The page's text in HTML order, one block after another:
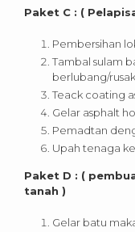
Paket C : (
Pembersihan
Tambal sulam
berlubang/rusak
Teack coating
Gelar asphalt
Pemadtan
Upah tenaga
Paket D : (
tanah )
Gelar batu